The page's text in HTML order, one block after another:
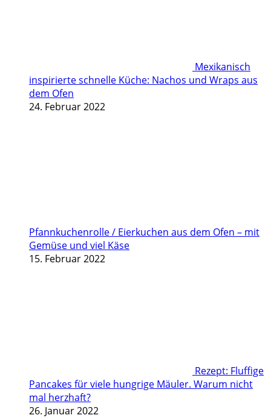
Mexikanisch
inspirierte schnelle Küche: Nachos und Wraps aus
dem Ofen
24. Februar 2022
Pfannkuchenrolle / Eierkuchen aus dem Ofen – mit
Gemüse und viel Käse
15. Februar 2022
Rezept: Fluffige
Pancakes für viele hungrige Mäuler. Warum nicht
mal herzhaft?
26. Januar 2022